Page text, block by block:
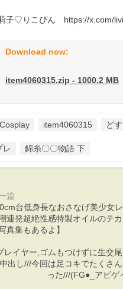
子♡りこぴん https://x.com/
Download now:
item4060315.zip - 1000.2 MB
Cosplay item4060315 ど
レ 錦糸〇〇物語 下
篇
台低身長なおさなげ美少女
連発超絶性感特製オイルのテカ
写真集もあるよ】
レイヤー,ゴムもつけずに生交
中出し///今回は足コキでたくさ
った///(FG●_アビゲ